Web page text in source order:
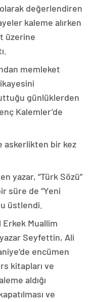
değerlendiren
kaleme alırken
üzerine
memleket
günlüklerden
Kalemler’de
askerlikten bir kez
yazar, “Türk Sözü”
süre de “Yeni
üstlendi.
Muallim
Seyfettin, Ali
encümen
kitapları ve
aldığı
ve